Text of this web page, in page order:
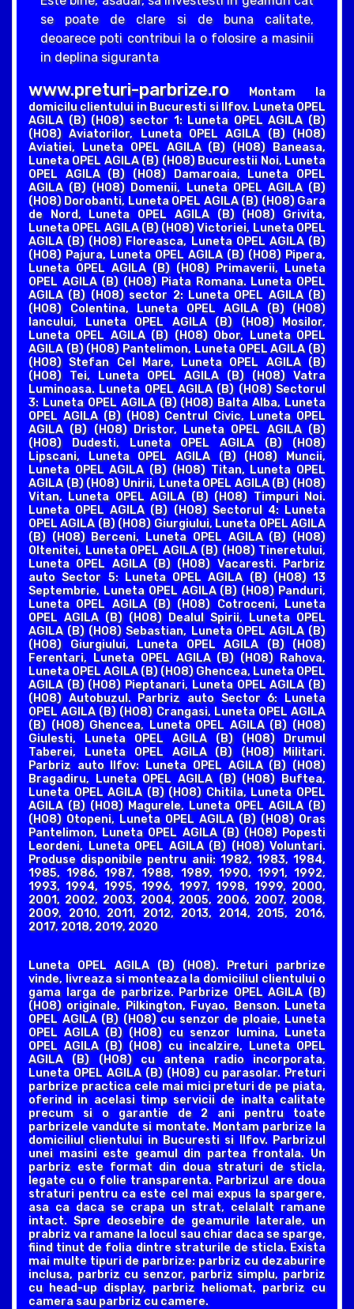
se poate de clare si de buna calitate,
deoarece poti contribui la o folosire a masinii
in deplina siguranta
www.preturi-parbrize.roMontam la
domicilu clientului in Bucuresti si Ilfov. Luneta OPEL
AGILA (B) (H08) sector 1: Luneta OPEL AGILA (B)
(H08) Aviatorilor, Luneta OPEL AGILA (B) (H08)
Aviatiei, Luneta OPEL AGILA (B) (H08) Baneasa,
Luneta OPEL AGILA (B) (H08) Bucurestii Noi, Luneta
OPEL AGILA (B) (H08) Damaroaia, Luneta OPEL
AGILA (B) (H08) Domenii, Luneta OPEL AGILA (B)
(H08) Dorobanti, Luneta OPEL AGILA (B) (H08) Gara
de Nord, Luneta OPEL AGILA (B) (H08) Grivita,
Luneta OPEL AGILA (B) (H08) Victoriei, Luneta OPEL
AGILA (B) (H08) Floreasca, Luneta OPEL AGILA (B)
(H08) Pajura, Luneta OPEL AGILA (B) (H08) Pipera,
Luneta OPEL AGILA (B) (H08) Primaverii, Luneta
OPEL AGILA (B) (H08) Piata Romana. Luneta OPEL
AGILA (B) (H08) sector 2: Luneta OPEL AGILA (B)
(H08) Colentina, Luneta OPEL AGILA (B) (H08)
Iancului, Luneta OPEL AGILA (B) (H08) Mosilor,
Luneta OPEL AGILA (B) (H08) Obor, Luneta OPEL
AGILA (B) (H08) Pantelimon, Luneta OPEL AGILA (B)
(H08) Stefan Cel Mare, Luneta OPEL AGILA (B)
(H08) Tei, Luneta OPEL AGILA (B) (H08) Vatra
Luminoasa. Luneta OPEL AGILA (B) (H08) Sectorul
3: Luneta OPEL AGILA (B) (H08) Balta Alba, Luneta
OPEL AGILA (B) (H08) Centrul Civic, Luneta OPEL
AGILA (B) (H08) Dristor, Luneta OPEL AGILA (B)
(H08) Dudesti, Luneta OPEL AGILA (B) (H08)
Lipscani, Luneta OPEL AGILA (B) (H08) Muncii,
Luneta OPEL AGILA (B) (H08) Titan, Luneta OPEL
AGILA (B) (H08) Unirii, Luneta OPEL AGILA (B) (H08)
Vitan, Luneta OPEL AGILA (B) (H08) Timpuri Noi.
Luneta OPEL AGILA (B) (H08) Sectorul 4: Luneta
OPEL AGILA (B) (H08) Giurgiului, Luneta OPEL AGILA
(B) (H08) Berceni, Luneta OPEL AGILA (B) (H08)
Oltenitei, Luneta OPEL AGILA (B) (H08) Tineretului,
Luneta OPEL AGILA (B) (H08) Vacaresti. Parbriz
auto Sector 5: Luneta OPEL AGILA (B) (H08) 13
Septembrie, Luneta OPEL AGILA (B) (H08) Panduri,
Luneta OPEL AGILA (B) (H08) Cotroceni, Luneta
OPEL AGILA (B) (H08) Dealul Spirii, Luneta OPEL
AGILA (B) (H08) Sebastian, Luneta OPEL AGILA (B)
(H08) Giurgiului, Luneta OPEL AGILA (B) (H08)
Ferentari, Luneta OPEL AGILA (B) (H08) Rahova,
Luneta OPEL AGILA (B) (H08) Ghencea, Luneta OPEL
AGILA (B) (H08) Pieptanari, Luneta OPEL AGILA (B)
(H08) Autobuzul. Parbriz auto Sector 6: Luneta
OPEL AGILA (B) (H08) Crangasi, Luneta OPEL AGILA
(B) (H08) Ghencea, Luneta OPEL AGILA (B) (H08)
Giulesti, Luneta OPEL AGILA (B) (H08) Drumul
Taberei, Luneta OPEL AGILA (B) (H08) Militari.
Parbriz auto Ilfov: Luneta OPEL AGILA (B) (H08)
Bragadiru, Luneta OPEL AGILA (B) (H08) Buftea,
Luneta OPEL AGILA (B) (H08) Chitila, Luneta OPEL
AGILA (B) (H08) Magurele, Luneta OPEL AGILA (B)
(H08) Otopeni, Luneta OPEL AGILA (B) (H08) Oras
Pantelimon, Luneta OPEL AGILA (B) (H08) Popesti
Leordeni, Luneta OPEL AGILA (B) (H08) Voluntari.
Produse disponibile pentru anii: 1982, 1983, 1984,
1985, 1986, 1987, 1988, 1989, 1990, 1991, 1992,
1993, 1994, 1995, 1996, 1997, 1998, 1999, 2000,
2001, 2002, 2003, 2004, 2005, 2006, 2007, 2008,
2009, 2010, 2011, 2012, 2013, 2014, 2015, 2016,
2017, 2018, 2019, 2020
Luneta OPEL AGILA (B) (H08). Preturi parbrize
vinde, livreaza si monteaza la domiciliul clientului o
gama larga de parbrize. Parbrize OPEL AGILA (B)
(H08) originale, Pilkington, Fuyao, Benson. Luneta
OPEL AGILA (B) (H08) cu senzor de ploaie, Luneta
OPEL AGILA (B) (H08) cu senzor lumina, Luneta
OPEL AGILA (B) (H08) cu incalzire, Luneta OPEL
AGILA (B) (H08) cu antena radio incorporata,
Luneta OPEL AGILA (B) (H08) cu parasolar. Preturi
parbrize practica cele mai mici preturi de pe piata,
oferind in acelasi timp servicii de inalta calitate
precum si o garantie de 2 ani pentru toate
parbrizele vandute si montate. Montam parbrize la
domiciliul clientului in Bucuresti si Ilfov. Parbrizul
unei masini este geamul din partea frontala. Un
parbriz este format din doua straturi de sticla,
legate cu o folie transparenta. Parbrizul are doua
straturi pentru ca este cel mai expus la spargere,
asa ca daca se crapa un strat, celalalt ramane
intact. Spre deosebire de geamurile laterale, un
prabriz va ramane la locul sau chiar daca se sparge,
fiind tinut de folia dintre straturile de sticla. Exista
mai multe tipuri de parbrize: parbriz cu dezaburire
inclusa, parbriz cu senzor, parbriz simplu, parbriz
cu head-up display, parbriz heliomat, parbriz cu
camera sau parbriz cu camere.